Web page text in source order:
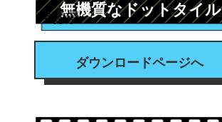
#背景
無機質なドットタイル
ダウンロードページへ